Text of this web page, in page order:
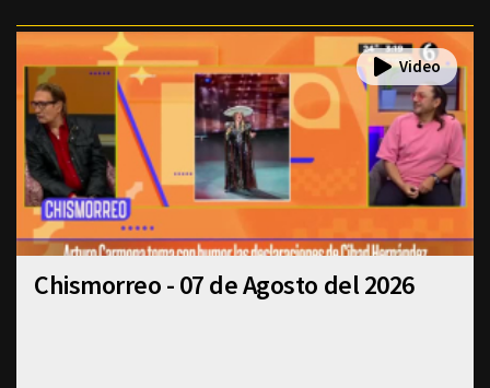
Chismorreo - 07 de Agosto del 2026